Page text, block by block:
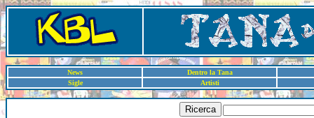
News
Dentro la Tana
Sigle
Artisti
Ricerca